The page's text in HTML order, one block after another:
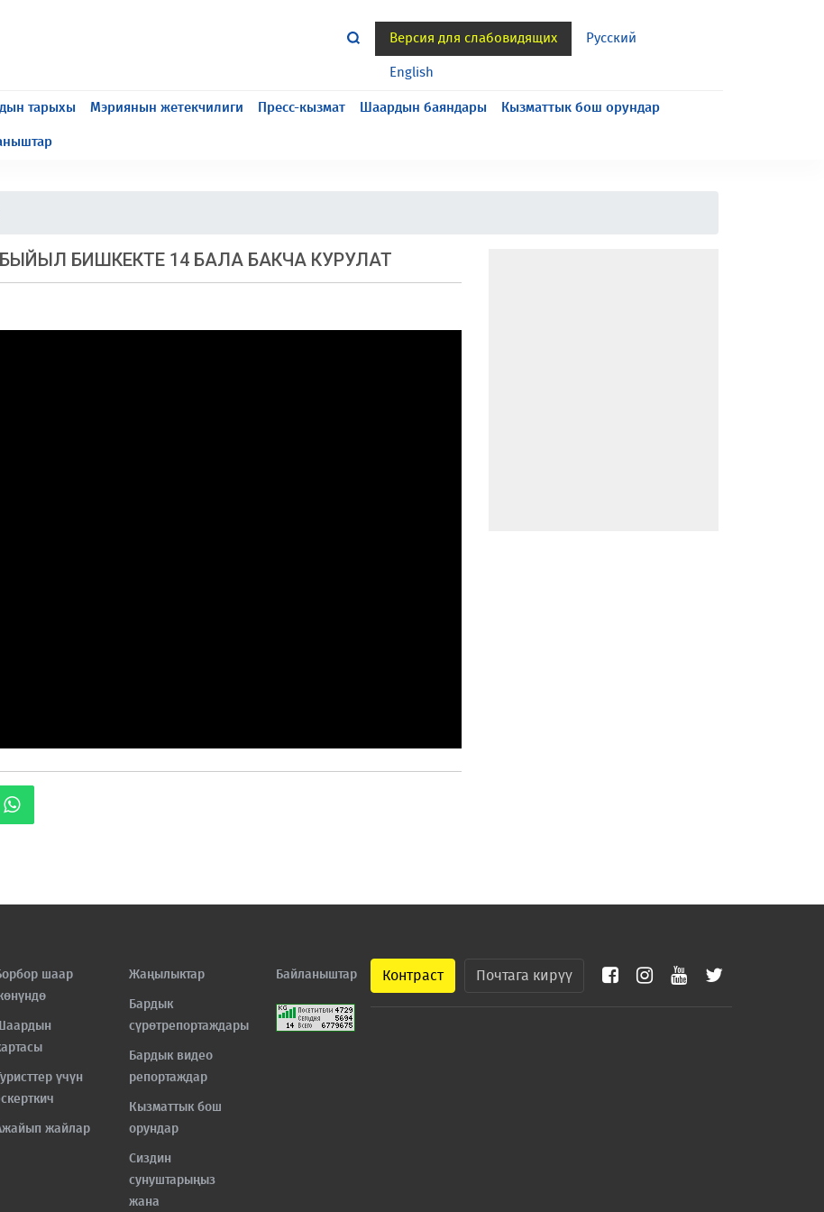
Версия для слабовидящих Русский
English
тарыхы Мэриянын жетекчилиги Пресс-кызмат Шаардын баяндары Кызматтык бош орундар
БИШКЕКТЕ 14 БАЛА БАКЧА КУРУЛАТ
шаар
Туристтер үчүн
жайлар
Жаңылыктар
Бардык
сүрөтрепортаждары
Бардык видео
репортаждар
Кызматтык бош
орундар
Сиздин
сунуштарыңыз
жана
Байланыштар Контраст Почтага кирүү